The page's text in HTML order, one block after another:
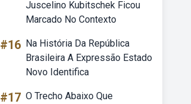
Juscelino Kubitschek Ficou
Marcado No Contexto
#16 Na História Da República
Brasileira A Expressão Estado
Novo Identifica
#17 O Trecho Abaixo Que